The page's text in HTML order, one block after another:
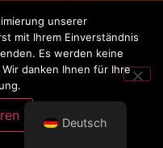
Sie uns
Deutsch
unserer
mit Ihrem Einverständnis
Es werden keine
danken Ihnen für Ihre